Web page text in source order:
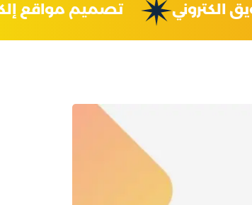
تسويق الكتروني تصميم